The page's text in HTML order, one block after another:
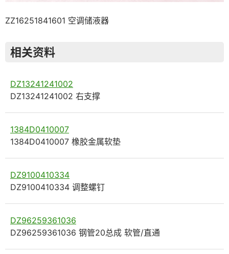
ZZ16251841601 空调储液器
相关资料
DZ13241241002
DZ13241241002 右支撑
1384D0410007
1384D0410007 橡胶金属软垫
DZ9100410334
DZ9100410334 调整螺钉
DZ96259361036
DZ96259361036 钢管20总成 软管/直通